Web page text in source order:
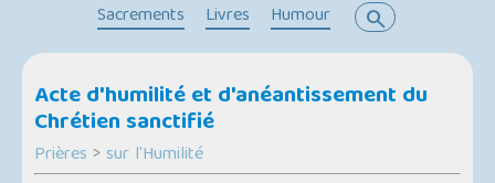
Sacrements
Livres Humour search
Acte d'humilité et d'anéantissement du
Chrétien sanctifié
Prières >sur l'Humilité